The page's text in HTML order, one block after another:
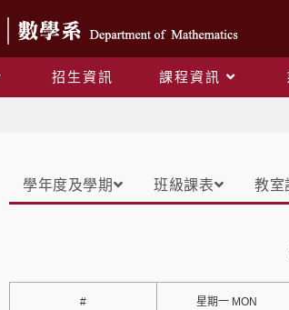
招生資訊 課程資訊
學年度及學期 班級課表 教
# 星期一 MON